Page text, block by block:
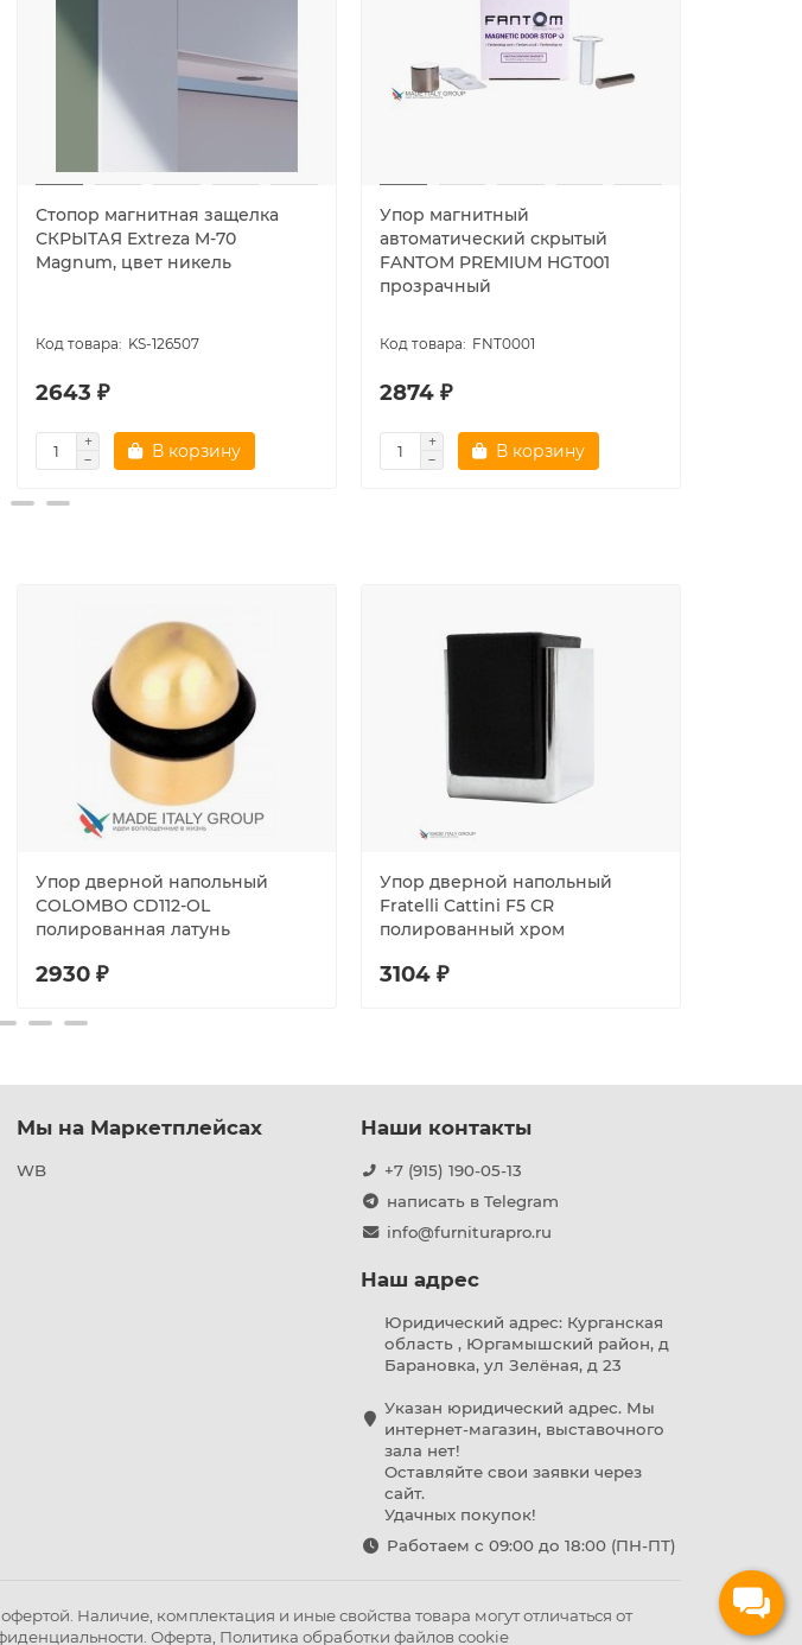
Стопор магнитная защелка
СКРЫТАЯ Extreza M-70
Magnum, цвет никель
KS-126507
2643 ₽
В корзину
Упор магнитный
автоматический скрытый
FANTOM PREMIUM HGT001
прозрачный
FNT0001
2874 ₽
В корзину
Упор дверной напольный
COLOMBO CD112-OL
полированная латунь
2930 ₽
Упор дверной напольный
Fratelli Cattini F5 CR
полированный хром
3104 ₽
Мы на Маркетплейсах
WB
Наши контакты
+7 (915) 190-05-13
написать в Telegram
info@furniturapro.ru
Наш адрес
Юридический адрес: Курганская
область , Юргамышский район, д
Барановка, ул Зелёная, д 23
Указан юридический адрес. Мы
интернет-магазин, выставочного
зала нет!
Оставляйте свои заявки через
сайт.
Удачных покупок!
Работаем с 09:00 до 18:00 (ПН-ПТ)
Наличие, комплектация и иные свойства товара могут отличаться от
Оферта Политика обработки файлов cookie